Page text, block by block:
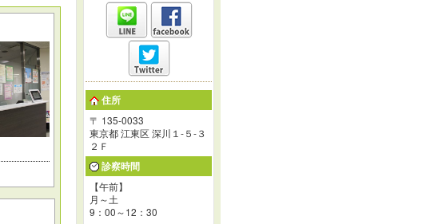
住所
〒 135-0033
東京都 江東区 深川１-５-３
２Ｆ
診察時間
【午前】
月～土
9：00～12：30